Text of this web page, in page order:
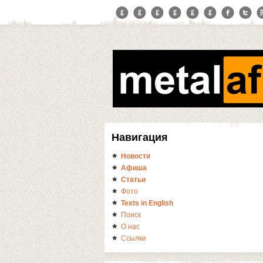
Навигация
Новости
Афиша
Статьи
Фото
Texts in English
Поиск
О нас
Ссылки